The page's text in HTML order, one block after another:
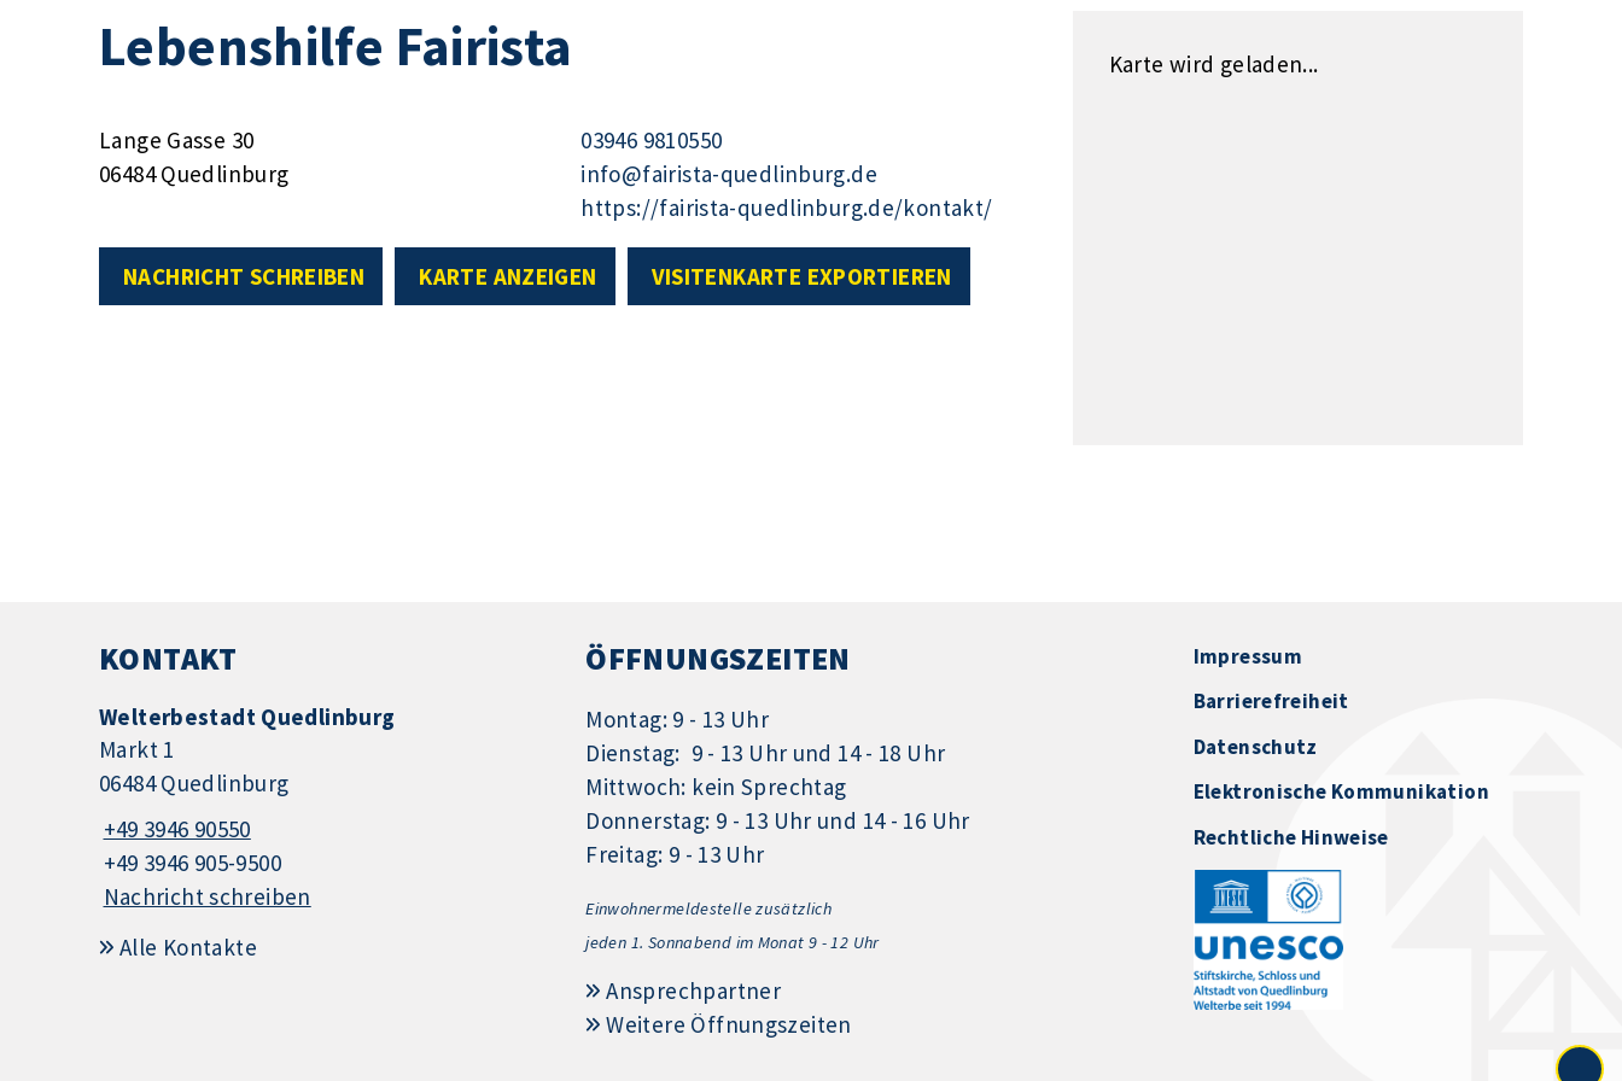
Lebenshilfe Fairista
Lange Gasse 30
06484 Quedlinburg
03946 9810550
info@fairista-quedlinburg.de
https://fairista-quedlinburg.de/kontakt/
NACHRICHT SCHREIBEN KARTE ANZEIGEN VISITENKARTE EXPORTIEREN
Karte wird geladen...
KONTAKT
Welterbestadt Quedlinburg
Markt 1
06484 Quedlinburg
+49 3946 90550
+49 3946 905-9500
Nachricht schreiben
Alle Kontakte
ÖFFNUNGSZEITEN
Montag: 9 - 13 Uhr
Dienstag: 9 - 13 Uhr und 14 - 18 Uhr
Mittwoch: kein Sprechtag
Donnerstag: 9 - 13 Uhr und 14 - 16 Uhr
Freitag: 9 - 13 Uhr
Einwohnermeldestelle zusätzlich
jeden 1. Sonnabend im Monat 9 - 12 Uhr
Ansprechpartner
Weitere Öffnungszeiten
Impressum
Barrierefreiheit
Datenschutz
Elektronische Kommunikation
Rechtliche Hinweise